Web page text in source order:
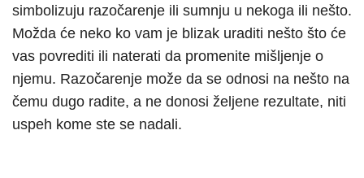
simbolizuju razočarenje ili sumnju u nekoga ili nešto.
Možda će neko ko vam je blizak uraditi nešto što će
vas povrediti ili naterati da promenite mišljenje o
njemu. Razočarenje može da se odnosi na nešto na
čemu dugo radite, a ne donosi željene rezultate, niti
uspeh kome ste se nadali.